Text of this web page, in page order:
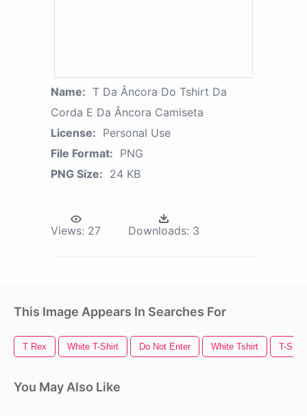
Name: T Da Âncora Do Tshirt Da
Corda E Da Âncora Camiseta
License: Personal Use
File Format: PNG
PNG Size: 24 KB
Views: 27 Downloads: 3
This Image Appears In Searches For
T Rex White T-Shirt Do Not Enter White Tshirt T-
You May Also Like